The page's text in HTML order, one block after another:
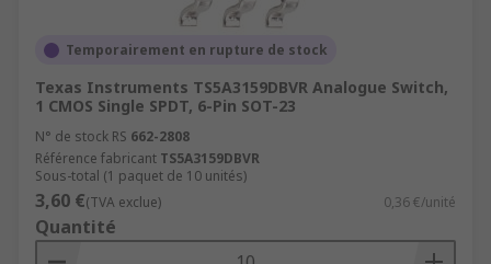
Temporairement en rupture de stock
Texas Instruments TS5A3159DBVR Analogue Switch,
1 CMOS Single SPDT, 6-Pin SOT-23
N° de stock RS 662-2808
Référence fabricant TS5A3159DBVR
Sous-total (1 paquet de 10 unités)
3,60 €(TVA exclue) 0,36 €/unité
Quantité